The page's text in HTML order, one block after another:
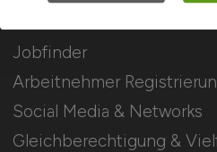
Jobfinder
Arbeitnehmer
Social Media & Networks
Gleichberechtigung &